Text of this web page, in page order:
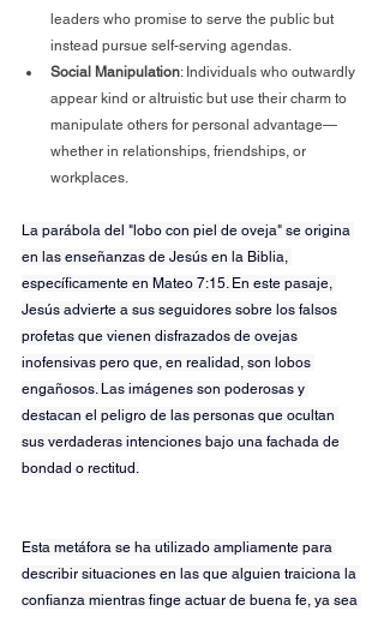
leaders who promise to serve the public but
instead pursue self-serving agendas.
Social Manipulation: Individuals who outwardly
appear kind or altruistic but use their charm to
manipulate others for personal advantage—
whether in relationships, friendships, or
workplaces.
La parábola del "lobo con piel de oveja" se origina
en las enseñanzas de Jesús en la Biblia,
específicamente en Mateo 7:15. En este pasaje,
Jesús advierte a sus seguidores sobre los falsos
profetas que vienen disfrazados de ovejas
inofensivas pero que, en realidad, son lobos
engañosos. Las imágenes son poderosas y
destacan el peligro de las personas que ocultan
sus verdaderas intenciones bajo una fachada de
bondad o rectitud.
Esta metáfora se ha utilizado ampliamente para
describir situaciones en las que alguien traiciona la
confianza mientras finge actuar de buena fe, ya sea